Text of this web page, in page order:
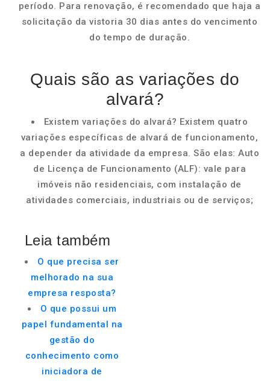
período. Para renovação, é recomendado que haja a
solicitação da vistoria 30 dias antes do vencimento
do tempo de duração.
Quais são as variações do
alvará?
Existem variações do alvará? Existem quatro
variações específicas de alvará de funcionamento,
a depender da atividade da empresa. São elas: Auto
de Licença de Funcionamento (ALF): vale para
imóveis não residenciais, com instalação de
atividades comerciais, industriais ou de serviços;
Leia também
O que precisa ser
melhorado na sua
empresa resposta?
O que possui um
papel fundamental na
gestão do
conhecimento como
iniciadora de